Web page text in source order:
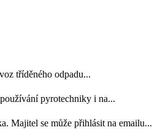
tříděného odpadu...
pyrotechniky i na...
Majitel se může přihlásit na emailu...